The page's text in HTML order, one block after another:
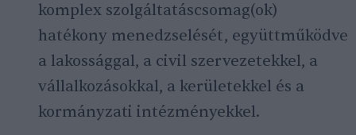
komplex szolgáltatáscsomag(ok)
hatékony menedzselését, együttműködve
a lakossággal, a civil szervezetekkel, a
vállalkozásokkal, a kerületekkel és a
kormányzati intézményekkel.